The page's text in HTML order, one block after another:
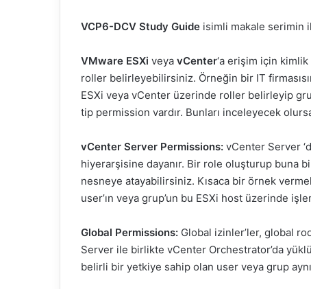
s
a
g
ö
n
e
r
m
e
VCP6-DCV Study Guide isimli makale serimin
VMware ESXi veya vCenter‘a erişim için
roller belirleyebilirsiniz. Örneğin bir IT
ESXi veya vCenter üzerinde roller belirleyip
tip permission vardır. Bunları inceleyecek
vCenter Server Permissions: vCenter Server
hiyerarşisine dayanır. Bir role oluşturup buna
nesneye atayabilirsiniz. Kısaca bir örnek
user’ın veya grup’un bu ESXi host üzerinde
Global Permissions: Global izinler’ler, global
Server ile birlikte vCenter Orchestrator’da
belirli bir yetkiye sahip olan user veya grup